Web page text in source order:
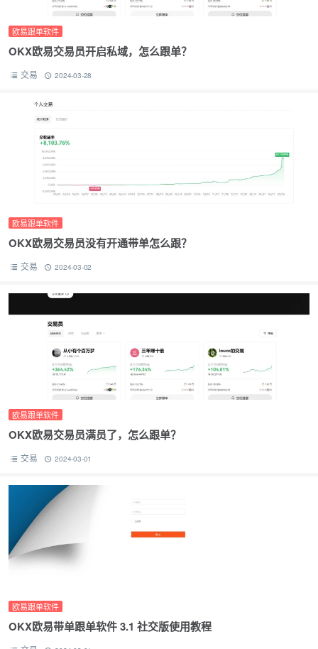
欧易跟单软件
OKX欧易交易员开启私域，怎么跟单？
交易 2024-03-28
欧易跟单软件
OKX欧易交易员没有开通带单怎么跟？
交易 2024-03-02
欧易跟单软件
OKX欧易交易员满员了，怎么跟单？
交易 2024-03-01
欧易跟单软件
OKX欧易带单跟单软件 3.1 社交版使用教程